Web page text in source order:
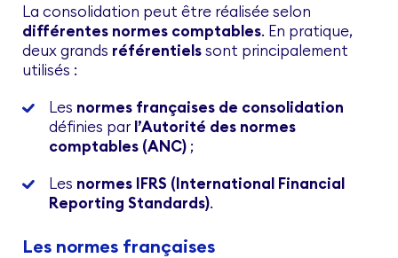
La consolidation peut être réalisée selon
différentes normes comptables. En pratique,
deux grands référentielssont principalement
utilisés :
Les normes françaises de consolidation
définies parl’Autorité des normes
comptables (ANC) ;
Les normes IFRS (International Financial
Reporting Standards).
Les normes françaises